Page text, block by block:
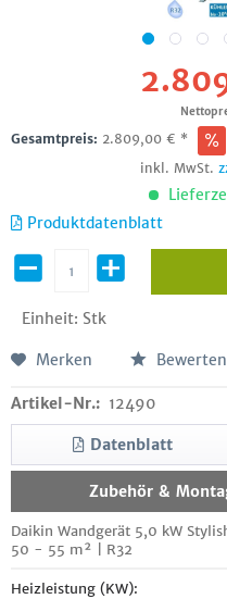
Gesamtpreis: 2.809,00 € *
inkl. MwSt.
Produktdatenblatt
Einheit: Stk
Merken Bewerten
Artikel-Nr.: 12490
Datenblatt
Zubehör &
Daikin Wandgerät 5,0 kW
50 - 55 m² | R32
Heizleistung (KW):